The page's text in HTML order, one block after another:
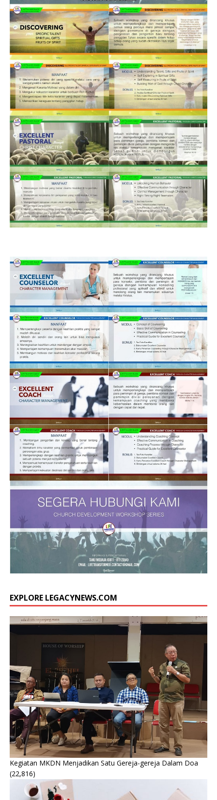
EXPLORE LEGACYNEWS.COM
Kegiatan MKDN Menjadikan Satu Gereja-gereja Dalam Doa
(22,816)